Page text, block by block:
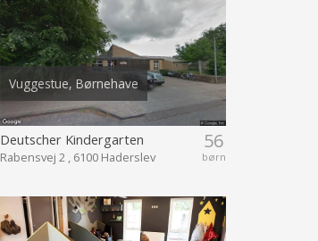
Vuggestue, Børnehave
56
børn
Deutscher Kindergarten
Rabensvej 2 , 6100 Haderslev